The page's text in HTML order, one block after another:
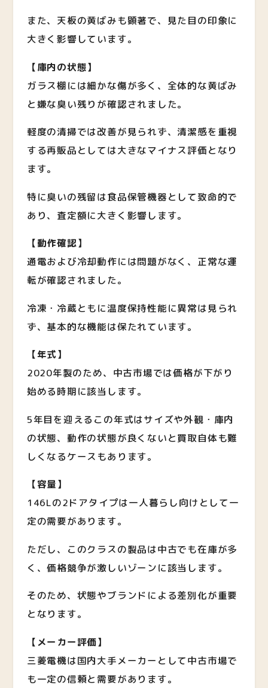
また、天板の黄ばみも顕著で、見た目の印象に
大きく影響しています。
【庫内の状態】
ガラス棚には細かな傷が多く、全体的な黄ばみ
と嫌な臭い残りが確認されました。
軽度の清掃では改善が見られず、清潔感を重視
する再販品としては大きなマイナス評価となり
ます。
特に臭いの残留は食品保管機器として致命的で
あり、査定額に大きく影響します。
【動作確認】
通電および冷却動作には問題がなく、正常な運
転が確認されました。
冷凍・冷蔵ともに温度保持性能に異常は見られ
ず、基本的な機能は保たれています。
【年式】
2020年製のため、中古市場では価格が下がり
始める時期に該当します。
5年目を迎えるこの年式はサイズや外観・庫内
の状態、動作の状態が良くないと買取自体も難
しくなるケースもあります。
【容量】
146Lの2ドアタイプは一人暮らし向けとして一
定の需要があります。
ただし、このクラスの製品は中古でも在庫が多
く、価格競争が激しいゾーンに該当します。
そのため、状態やブランドによる差別化が重要
となります。
【メーカー評価】
三菱電機は国内大手メーカーとして中古市場で
も一定の信頼と需要があります。